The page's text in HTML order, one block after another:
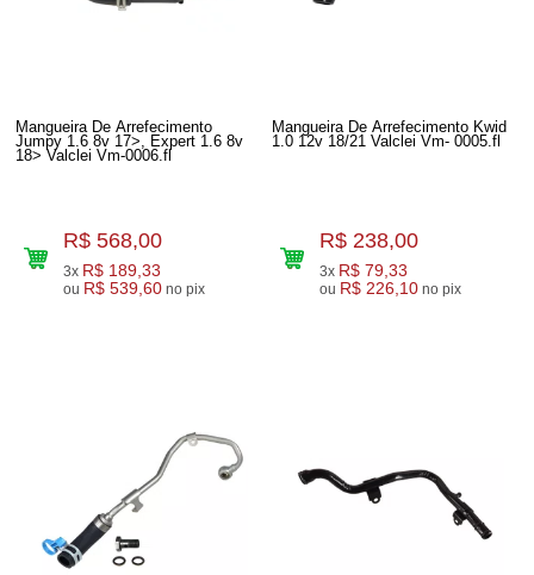
Mangueira De Arrefecimento
Jumpy 1.6 8v 17>, Expert 1.6 8v
18> Valclei Vm-0006.fl
R$ 568,00
3x R$ 189,33
ou R$ 539,60 no pix
Mangueira De Arrefecimento Kwid
1.0 12v 18/21 Valclei Vm- 0005.fl
R$ 238,00
3x R$ 79,33
ou R$ 226,10 no pix